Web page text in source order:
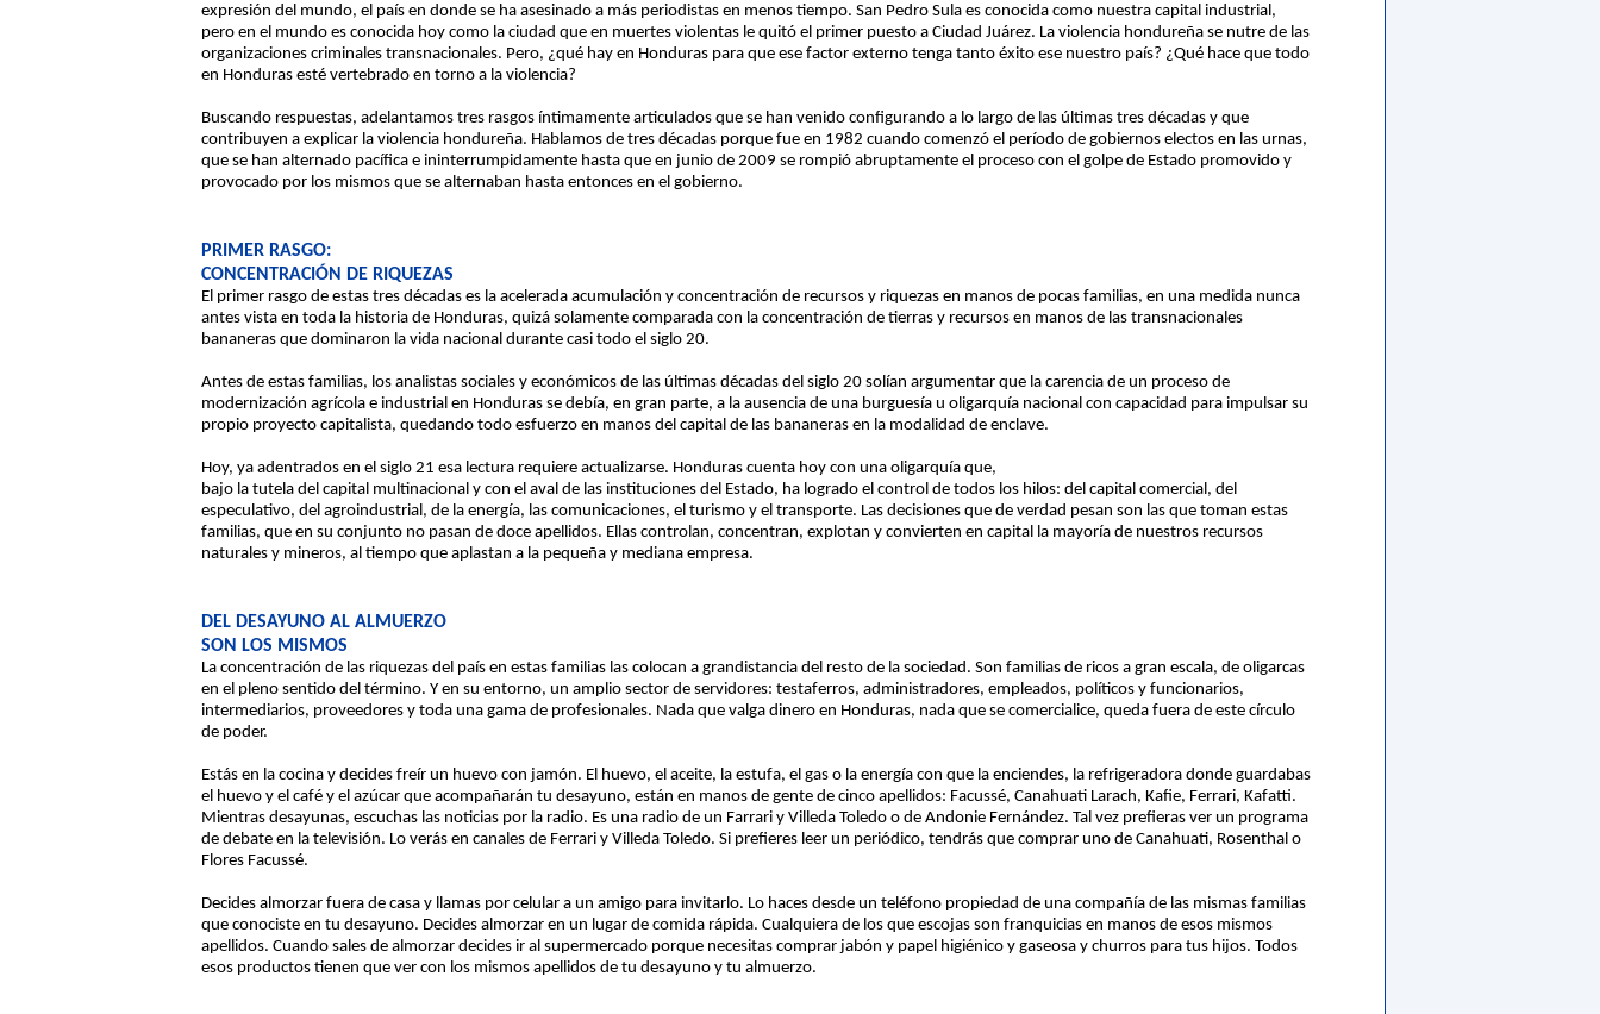
expresión del mundo, el país en donde se ha asesinado a más periodistas en menos tiempo. San Pedro Sula es conocida como nuestra capital industrial,
pero en el mundo es conocida hoy como la ciudad que en muertes violentas le quitó el primer puesto a Ciudad Juárez. La violencia hondureña se nutre de las
organizaciones criminales transnacionales. Pero, ¿qué hay en Honduras para que ese factor externo tenga tanto éxito ese nuestro país? ¿Qué hace que todo
en Honduras esté vertebrado en torno a la violencia?
Buscando respuestas, adelantamos tres rasgos íntimamente articulados que se han venido configurando a lo largo de las últimas tres décadas y que
contribuyen a explicar la violencia hondureña. Hablamos de tres décadas porque fue en 1982 cuando comenzó el período de gobiernos electos en las urnas,
que se han alternado pacífica e ininterrumpidamente hasta que en junio de 2009 se rompió abruptamente el proceso con el golpe de Estado promovido y
provocado por los mismos que se alternaban hasta entonces en el gobierno.
PRIMER RASGO:
CONCENTRACIÓN DE RIQUEZAS
El primer rasgo de estas tres décadas es la acelerada acumulación y concentración de recursos y riquezas en manos de pocas familias, en una medida nunca
antes vista en toda la historia de Honduras, quizá solamente comparada con la concentración de tierras y recursos en manos de las transnacionales
bananeras que dominaron la vida nacional durante casi todo el siglo 20.
Antes de estas familias, los analistas sociales y económicos de las últimas décadas del siglo 20 solían argumentar que la carencia de un proceso de
modernización agrícola e industrial en Honduras se debía, en gran parte, a la ausencia de una burguesía u oligarquía nacional con capacidad para impulsar su
propio proyecto capitalista, quedando todo esfuerzo en manos del capital de las bananeras en la modalidad de enclave.
Hoy, ya adentrados en el siglo 21 esa lectura requiere actualizarse. Honduras cuenta hoy con una oligarquía que,
bajo la tutela del capital multinacional y con el aval de las instituciones del Estado, ha logrado el control de todos los hilos: del capital comercial, del
especulativo, del agroindustrial, de la energía, las comunicaciones, el turismo y el transporte. Las decisiones que de verdad pesan son las que toman estas
familias, que en su conjunto no pasan de doce apellidos. Ellas controlan, concentran, explotan y convierten en capital la mayoría de nuestros recursos
naturales y mineros, al tiempo que aplastan a la pequeña y mediana empresa.
DEL DESAYUNO AL ALMUERZO
SON LOS MISMOS
La concentración de las riquezas del país en estas familias las colocan a grandistancia del resto de la sociedad. Son familias de ricos a gran escala, de oligarcas
en el pleno sentido del término. Y en su entorno, un amplio sector de servidores: testaferros, administradores, empleados, políticos y funcionarios,
intermediarios, proveedores y toda una gama de profesionales. Nada que valga dinero en Honduras, nada que se comercialice, queda fuera de este círculo
de poder.
Estás en la cocina y decides freír un huevo con jamón. El huevo, el aceite, la estufa, el gas o la energía con que la enciendes, la refrigeradora donde guardabas
el huevo y el café y el azúcar que acompañarán tu desayuno, están en manos de gente de cinco apellidos: Facussé, Canahuati Larach, Kafie, Ferrari, Kafatti.
Mientras desayunas, escuchas las noticias por la radio. Es una radio de un Farrari y Villeda Toledo o de Andonie Fernández. Tal vez prefieras ver un programa
de debate en la televisión. Lo verás en canales de Ferrari y Villeda Toledo. Si prefieres leer un periódico, tendrás que comprar uno de Canahuati, Rosenthal o
Flores Facussé.
Decides almorzar fuera de casa y llamas por celular a un amigo para invitarlo. Lo haces desde un teléfono propiedad de una compañía de las mismas familias
que conociste en tu desayuno. Decides almorzar en un lugar de comida rápida. Cualquiera de los que escojas son franquicias en manos de esos mismos
apellidos. Cuando sales de almorzar decides ir al supermercado porque necesitas comprar jabón y papel higiénico y gaseosa y churros para tus hijos. Todos
esos productos tienen que ver con los mismos apellidos de tu desayuno y tu almuerzo.